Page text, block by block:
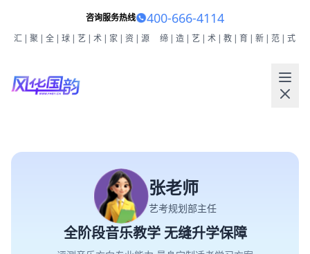
咨询服务热线 400-666-4114
汇|聚|全|球|艺|术|家|资|源 缔|造|艺|术|教|育|新|范|式
张老师
艺考规划部主任
全阶段音乐教学 无缝升学保障